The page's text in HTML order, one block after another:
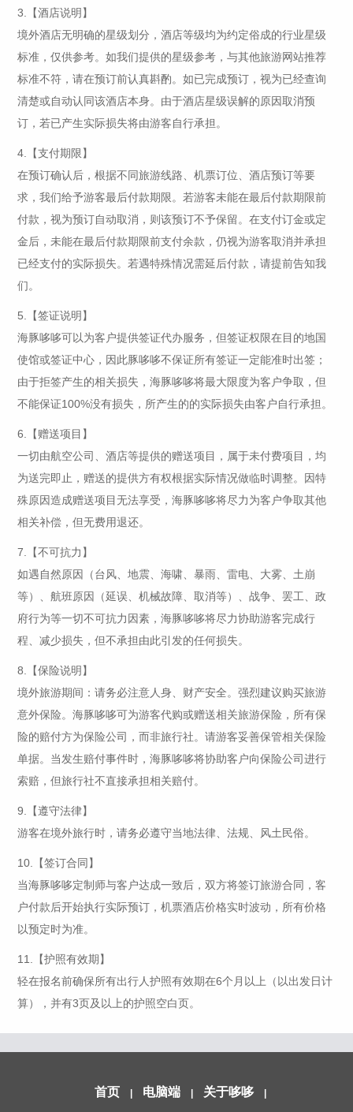
3.【酒店说明】
境外酒店无明确的星级划分，酒店等级均为约定俗成的行业星级
标准，仅供参考。如我们提供的星级参考，与其他旅游网站推荐
标准不符，请在预订前认真斟酌。如已完成预订，视为已经查询
清楚或自动认同该酒店本身。由于酒店星级误解的原因取消预
订，若已产生实际损失将由游客自行承担。
4.【支付期限】
在预订确认后，根据不同旅游线路、机票订位、酒店预订等要
求，我们给予游客最后付款期限。若游客未能在最后付款期限前
付款，视为预订自动取消，则该预订不予保留。在支付订金或定
金后，未能在最后付款期限前支付余款，仍视为游客取消并承担
已经支付的实际损失。若遇特殊情况需延后付款，请提前告知我
们。
5.【签证说明】
海豚哆哆可以为客户提供签证代办服务，但签证权限在目的地国
使馆或签证中心，因此豚哆哆不保证所有签证一定能准时出签；
由于拒签产生的相关损失，海豚哆哆将最大限度为客户争取，但
不能保证100%没有损失，所产生的的实际损失由客户自行承担。
6.【赠送项目】
一切由航空公司、酒店等提供的赠送项目，属于未付费项目，均
为送完即止，赠送的提供方有权根据实际情况做临时调整。因特
殊原因造成赠送项目无法享受，海豚哆哆将尽力为客户争取其他
相关补偿，但无费用退还。
7.【不可抗力】
如遇自然原因（台风、地震、海啸、暴雨、雷电、大雾、土崩
等）、航班原因（延误、机械故障、取消等）、战争、罢工、政
府行为等一切不可抗力因素，海豚哆哆将尽力协助游客完成行
程、减少损失，但不承担由此引发的任何损失。
8.【保险说明】
境外旅游期间：请务必注意人身、财产安全。强烈建议购买旅游
意外保险。海豚哆哆可为游客代购或赠送相关旅游保险，所有保
险的赔付方为保险公司，而非旅行社。请游客妥善保管相关保险
单据。当发生赔付事件时，海豚哆哆将协助客户向保险公司进行
索赔，但旅行社不直接承担相关赔付。
9.【遵守法律】
游客在境外旅行时，请务必遵守当地法律、法规、风土民俗。
10.【签订合同】
当海豚哆哆定制师与客户达成一致后，双方将签订旅游合同，客
户付款后开始执行实际预订，机票酒店价格实时波动，所有价格
以预定时为准。
11.【护照有效期】
轻在报名前确保所有出行人护照有效期在6个月以上（以出发日计
算），并有3页及以上的护照空白页。
首页 | 电脑端 | 关于哆哆 |